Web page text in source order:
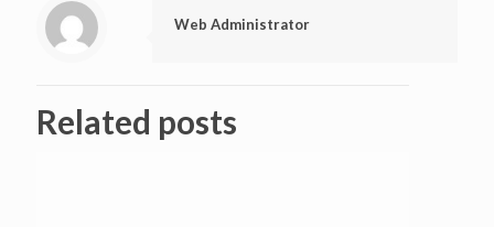
Web Administrator
Related posts